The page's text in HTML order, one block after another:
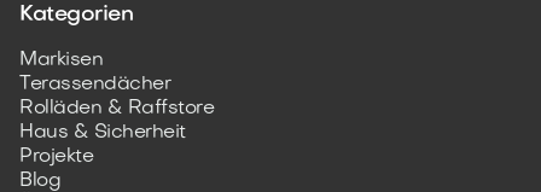
Kategorien
Markisen
Terassendächer
Rolläden & Raffstore
Haus & Sicherheit
Projekte
Blog